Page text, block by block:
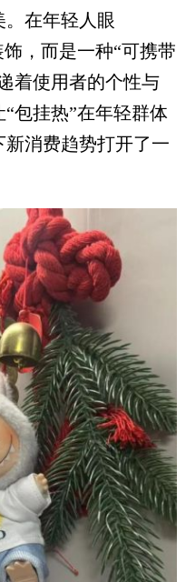
在年轻人眼
，而是一种“可携带
着使用者的个性与
包挂热”在年轻群体
消费趋势打开了一